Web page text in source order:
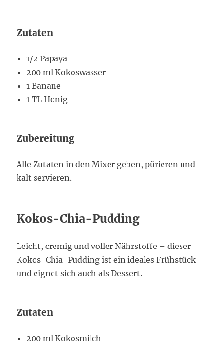
Zutaten
1/2 Papaya
200 ml Kokoswasser
1 Banane
1 TL Honig
Zubereitung
Alle Zutaten in den Mixer geben, pürieren und
kalt servieren.
Kokos-Chia-Pudding
Leicht, cremig und voller Nährstoffe – dieser
Kokos-Chia-Pudding ist ein ideales Frühstück
und eignet sich auch als Dessert.
Zutaten
200 ml Kokosmilch